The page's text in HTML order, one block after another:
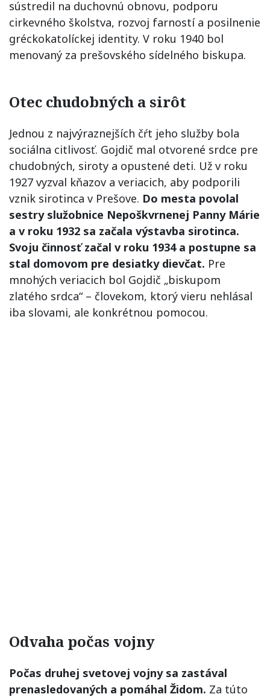
sústredil na duchovnú obnovu, podporu
cirkevného školstva, rozvoj farností a posilnenie
gréckokatolíckej identity. V roku 1940 bol
menovaný za prešovského sídelného biskupa.
Otec chudobných a sirôt
Jednou z najvýraznejších čŕt jeho služby bola
sociálna citlivosť. Gojdič mal otvorené srdce pre
chudobných, siroty a opustené deti. Už v roku
1927 vyzval kňazov a veriacich, aby podporili
vznik sirotinca v Prešove. Do mesta povolal
sestry služobnice Nepoškvrnenej Panny Márie
a v roku 1932 sa začala výstavba sirotinca.
Svoju činnosť začal v roku 1934 a postupne sa
stal domovom pre desiatky dievčat. Pre
mnohých veriacich bol Gojdič „biskupom
zlatého srdca“ – človekom, ktorý vieru nehlásal
iba slovami, ale konkrétnou pomocou.
Odvaha počas vojny
Počas druhej svetovej vojny sa zastával
prenasledovaných a pomáhal Židom. Za túto